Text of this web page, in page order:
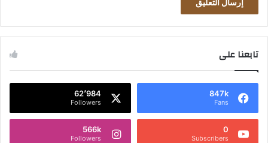
تابعنا على
847k
Fans
62٬984
Followers
0
Subscribers
566k
Followers